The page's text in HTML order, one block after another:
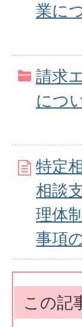
業に
請求
につ
特定
相談
理体
事項
この記